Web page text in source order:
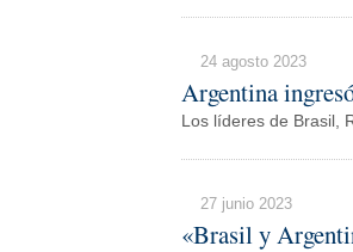
24 agosto 2023
Argentina
Los líderes de Brasil,
27 junio 2023
«Brasil y